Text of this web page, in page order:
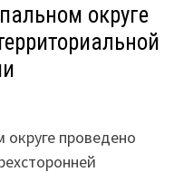
округе
проведено